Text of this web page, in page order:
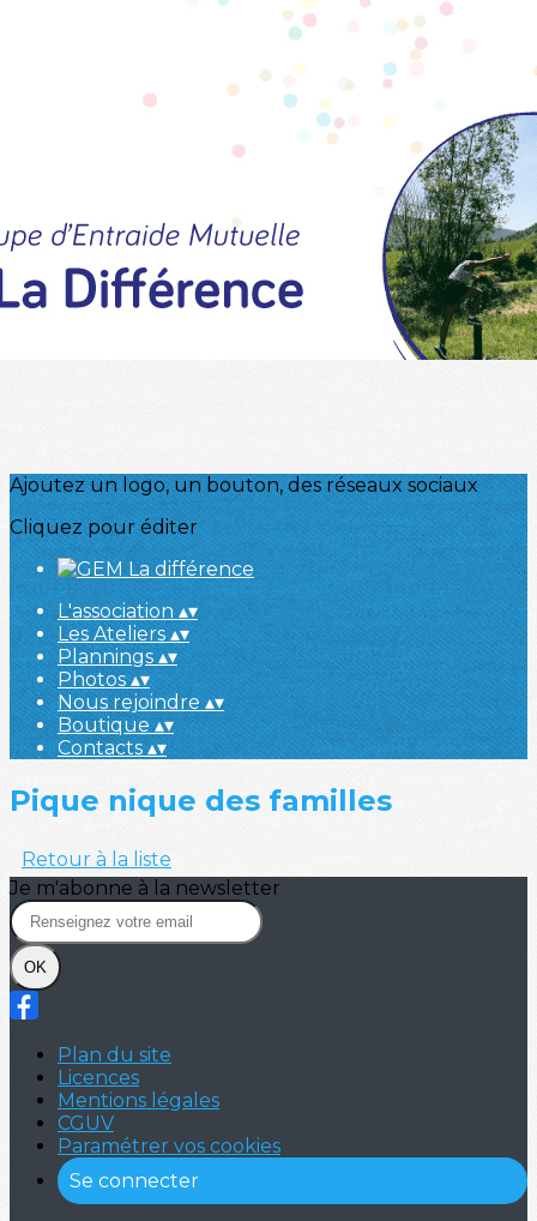
Images de la page d'accueil
Ajoutez un logo, un bouton, des réseaux sociaux
Cliquez pour éditer
L'association▴▾
Les Ateliers▴▾
Plannings▴▾
Photos▴▾
Nous rejoindre▴▾
Boutique▴▾
Contacts▴▾
Pique nique des familles
Retour à la liste
Je m'abonne à la newsletter
OK
Plan du site
Licences
Mentions légales
CGUV
Paramétrer vos cookies
Se connecter